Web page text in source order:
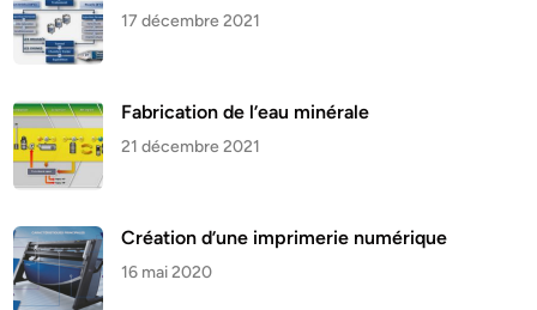
17 décembre 2021
Fabrication de l’eau minérale
21 décembre 2021
Création d’une imprimerie numérique
16 mai 2020